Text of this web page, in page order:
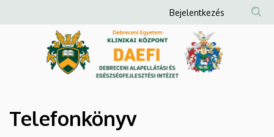
Debreceni
és
a
Anonim
Felhasználói
fiók
menüje
Bejelentkezés
Telefonkönyv